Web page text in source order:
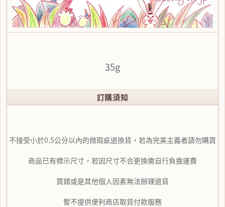
35g
訂購須知
不接受小於0.5公分以內的微瑕疵退換貨，若為完美主義者請勿購買
商品已有標示尺寸，若因尺寸不合更換需自行負擔運費
買錯或是其他個人因素無法辦理退貨
暫不提供便利商店取貨付款服務